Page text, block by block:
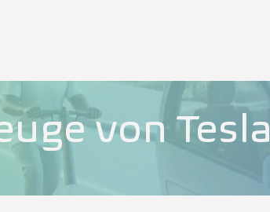
von Tesla